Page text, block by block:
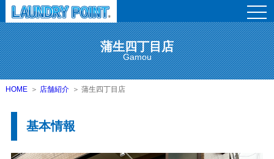
蒲生四丁目店
Gamou
HOME 店舗紹介 蒲生四丁目店
基本情報